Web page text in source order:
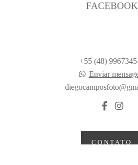
FACEBOOK
+55 (48)
Enviar
CONTATO